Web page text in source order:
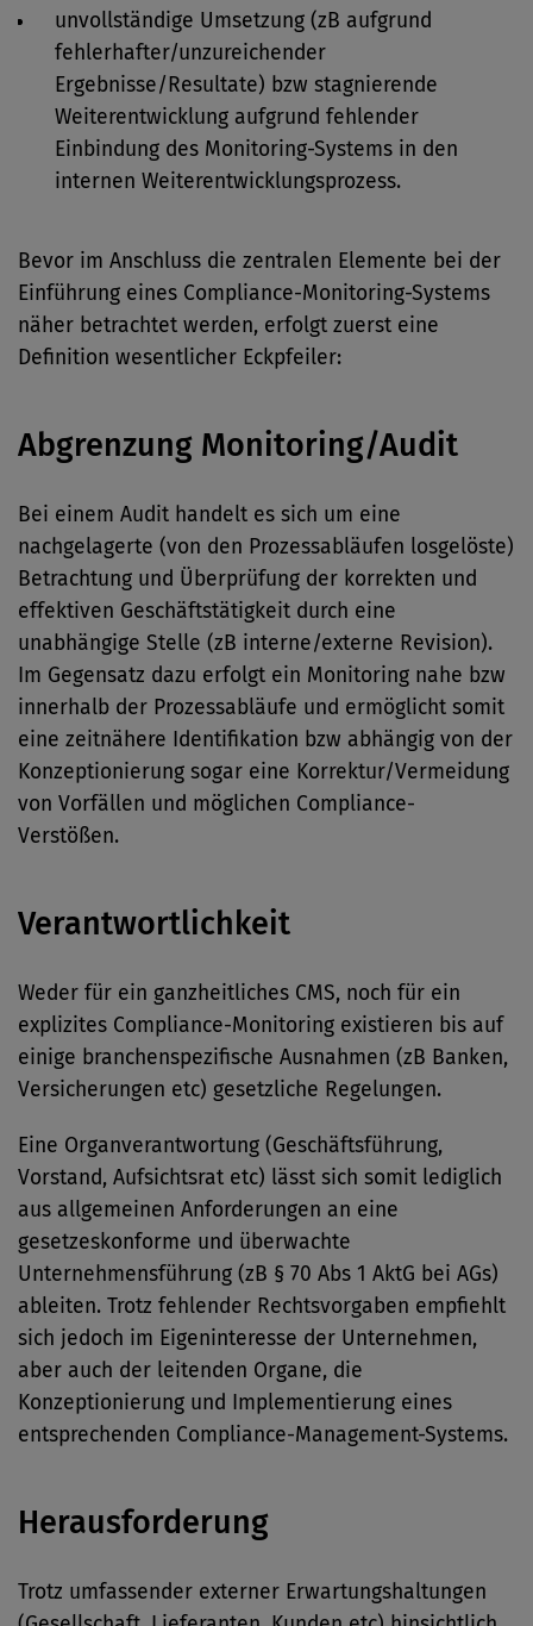
unvollständige Umsetzung (zB aufgrund
fehlerhafter/unzureichender
Ergebnisse/Resultate) bzw stagnierende
Weiterentwicklung aufgrund fehlender
Einbindung des Monitoring-Systems in den
internen Weiterentwicklungsprozess.
Bevor im Anschluss die zentralen Elemente bei der
Einführung eines Compliance-Monitoring-Systems
näher betrachtet werden, erfolgt zuerst eine
Definition wesentlicher Eckpfeiler:
Abgrenzung Monitoring/Audit
Bei einem Audit handelt es sich um eine
nachgelagerte (von den Prozessabläufen losgelöste)
Betrachtung und Überprüfung der korrekten und
effektiven Geschäftstätigkeit durch eine
unabhängige Stelle (zB interne/externe Revision).
Im Gegensatz dazu erfolgt ein Monitoring nahe bzw
innerhalb der Prozessabläufe und ermöglicht somit
eine zeitnähere Identifikation bzw abhängig von der
Konzeptionierung sogar eine Korrektur/Vermeidung
von Vorfällen und möglichen Compliance-
Verstößen.
Verantwortlichkeit
Weder für ein ganzheitliches CMS, noch für ein
explizites Compliance-Monitoring existieren bis auf
einige branchenspezifische Ausnahmen (zB Banken,
Versicherungen etc) gesetzliche Regelungen.
Eine Organverantwortung (Geschäftsführung,
Vorstand, Aufsichtsrat etc) lässt sich somit lediglich
aus allgemeinen Anforderungen an eine
gesetzeskonforme und überwachte
Unternehmensführung (zB § 70 Abs 1 AktG bei AGs)
ableiten. Trotz fehlender Rechtsvorgaben empfiehlt
sich jedoch im Eigeninteresse der Unternehmen,
aber auch der leitenden Organe, die
Konzeptionierung und Implementierung eines
entsprechenden Compliance-Management-Systems.
Herausforderung
Trotz umfassender externer Erwartungshaltungen